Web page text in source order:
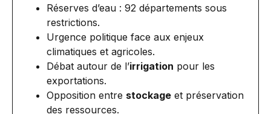
Réserves d’eau : 92 départements sous
restrictions.
Urgence politique face aux enjeux
climatiques et agricoles.
Débat autour de l’irrigation pour les
exportations.
Opposition entre stockage et préservation
des ressources.